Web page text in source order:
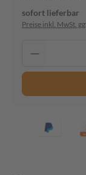
sofort lieferbar
Preise inkl. MwSt.